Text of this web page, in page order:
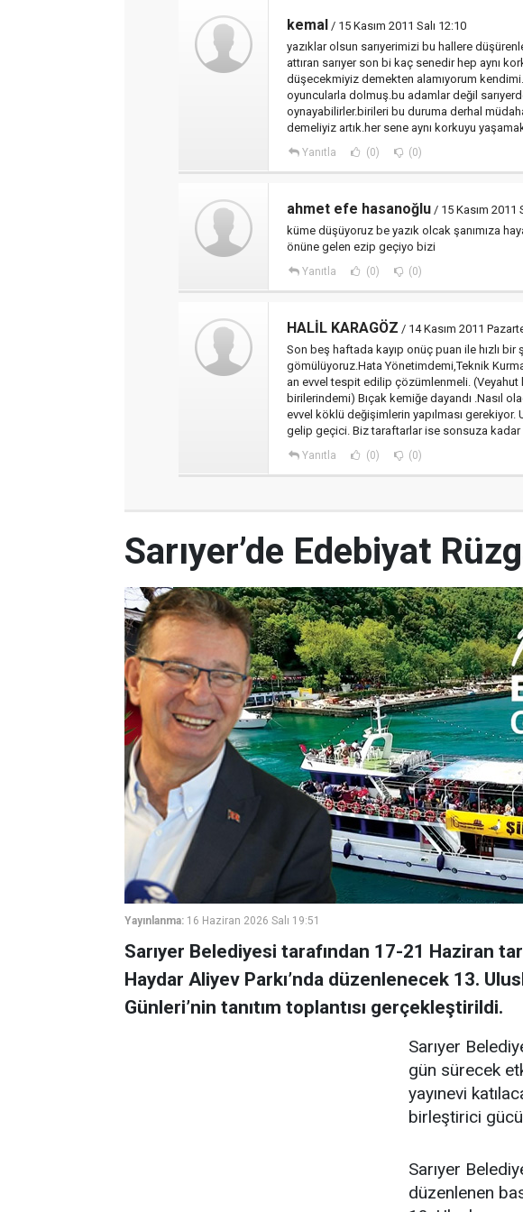
kemal / 15 Kasım 2011 Salı 12:10
yazıklar olsun sarıyerimizi bu hallere
attıran sarıyer son bi kaç senedir hep aynı
düşecekmiyiz demekten alamıyorum
oyuncularla dolmuş.bu adamlar değil
oynayabilirler.birileri bu duruma derhal
demeliyiz artık.her sene aynı korkuyu
Yanıtla (0) (0)
ahmet efe hasanoğlu / 15 Kasım 2011
küme düşüyoruz be yazık olcak şanımıza
önüne gelen ezip geçiyo bizi
Yanıtla (0) (0)
HALİL KARAGÖZ / 14 Kasım 2011
Son beş haftada kayıp onüç puan ile hızlı bir
gömülüyoruz.Hata Yönetimdemi,Teknik
an evvel tespit edilip çözümlenmeli.
birilerindemi) Bıçak kemiğe dayandı .Nasıl
evvel köklü değişimlerin yapılması gerekiyor.
gelip geçici. Biz taraftarlar ise sonsuza kadar
Yanıtla (0) (0)
Sarıyer’de Edebiyat
Yayınlanma: 16 Haziran 2026 Salı 19:51
Sarıyer Belediyesi tarafından 17-21 Haziran
Haydar Aliyev Parkı’nda düzenlenecek 13.
Günleri’nin tanıtım toplantısı gerçekleştirildi.
Sarıyer
gün sürecek
yayınevi
birleştirici
Sarıyer
düzenlenen